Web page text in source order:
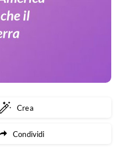
Crea
Condividi